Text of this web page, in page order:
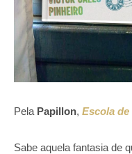
Pela Papillon, Escola
Sabe aquela fantasia de